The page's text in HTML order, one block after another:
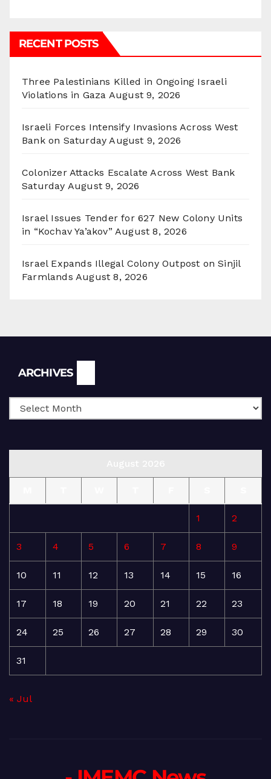
RECENT POSTS
Three Palestinians Killed in Ongoing Israeli
Violations in Gaza August 9, 2026
Israeli Forces Intensify Invasions Across West
Bank on Saturday August 9, 2026
Colonizer Attacks Escalate Across West Bank
Saturday August 9, 2026
Israel Issues Tender for 627 New Colony Units
in “Kochav Ya’akov” August 8, 2026
Israel Expands Illegal Colony Outpost on Sinjil
Farmlands August 8, 2026
ARCHIVES
1 2
3 4 5 6 7 8 9
10 11 12 13 14 15 16
17 18 19 20 21 22 23
24 25 26 27 28 29 30
31
« Jul